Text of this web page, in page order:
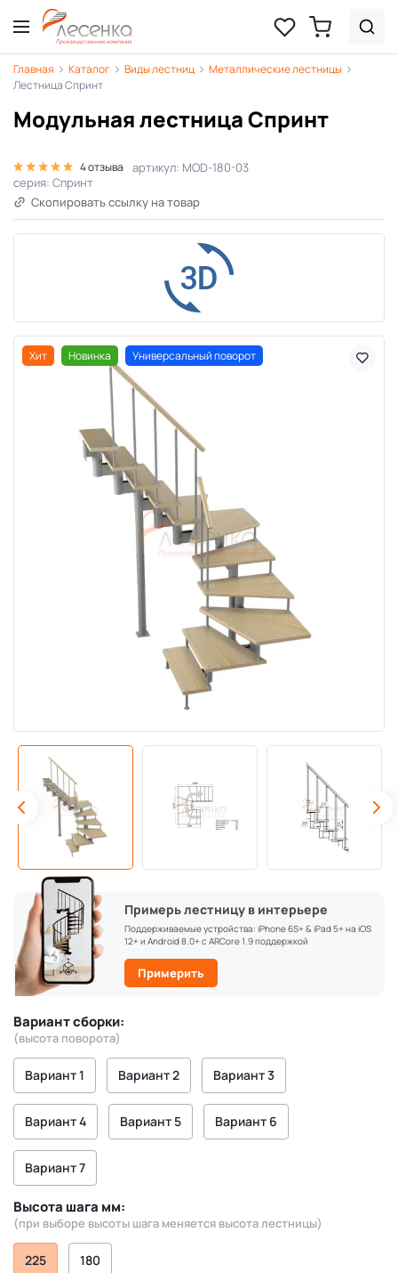
Главная Каталог Виды лестниц
Металлические лестницы
Лестница Спринт
Модульная лестница Спринт
4 отзыва
артикул: MOD-180-03
серия: Спринт
Скопировать ссылку на товар
Хит Новинка Универсальный поворот
Примерь лестницу в интерьере
Поддерживаемые устройства: iPhone 6S+ & iPad 5+ на iOS
12+ и Android 8.0+ с ARCore 1.9 поддержкой
Примерить
Вариант сборки:
(высота поворота)
Вариант 1 Вариант 2 Вариант 3
Вариант 4 Вариант 5 Вариант 6
Вариант 7
Высота шага мм:
(при выборе высоты шага меняется высота лестницы)
225 180